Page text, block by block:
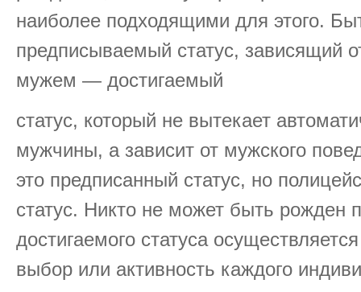
наиболее подходящими для этого.
предписываемый статус, зависящий
мужем — достигаемый
статус, который не вытекает
мужчины, а зависит от мужского
это предписанный статус, но
статус. Никто не может быть рожден
достигаемого статуса
выбор или активность каждого